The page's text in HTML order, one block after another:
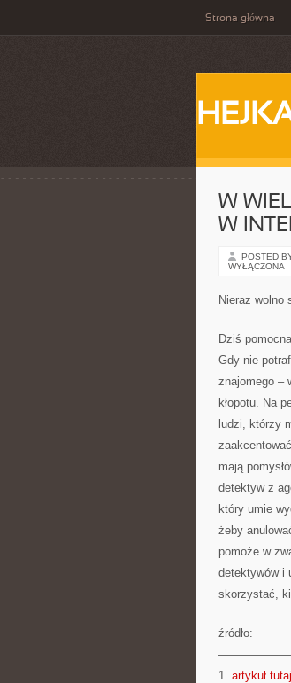
Strona główna
W
W
POSTED
WYŁĄCZONA
Nieraz
Dziś
Gdy nie
znajomego –
kłopotu. Na
ludzi, którzy
mają
detektyw z
który umie
żeby
pomoże w
detektywów i
skorzystać,
źródło:
1. artykuł tutaj